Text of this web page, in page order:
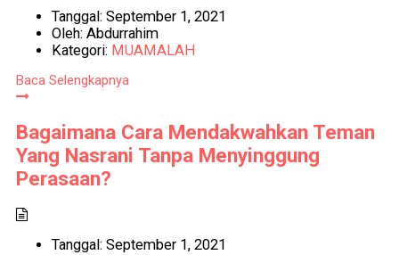
Tanggal: September 1, 2021
Oleh: Abdurrahim
Kategori: MUAMALAH
Baca Selengkapnya
Bagaimana Cara Mendakwahkan Teman
Yang Nasrani Tanpa Menyinggung
Perasaan?
Tanggal: September 1, 2021